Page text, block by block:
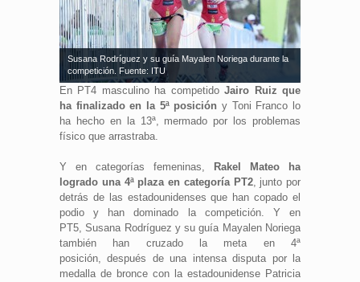
Susana Rodríguez y su guía Mayalen Noriega durante la
competición. Fuente: ITU
En PT4 masculino ha competidoJairo Ruiz que
ha finalizado en la 5ª posición y Toni Franco lo
ha hecho en la 13ª, mermado por los problemas
físico que arrastraba.
Y en categorías femeninas,
Rakel Mateo ha
logrado una 4ª plaza en categoría PT2, junto por
detrás de las estadounidenses que han copado el
podio y han dominado la competición. Y en
PT5, Susana Rodríguez y su guía Mayalen Noriega
también han cruzado la meta en 4ª
posición, después de una intensa disputa por la
medalla de bronce con la estadounidense Patricia